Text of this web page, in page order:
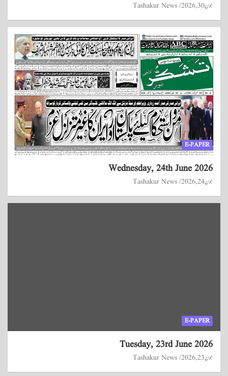
جون 30, 2026 Tashakur News
E-PAPER
Wednesday, 24th June 2026
جون 24, 2026 Tashakur News
E-PAPER
Tuesday, 23rd June 2026
جون 23, 2026 Tashakur News